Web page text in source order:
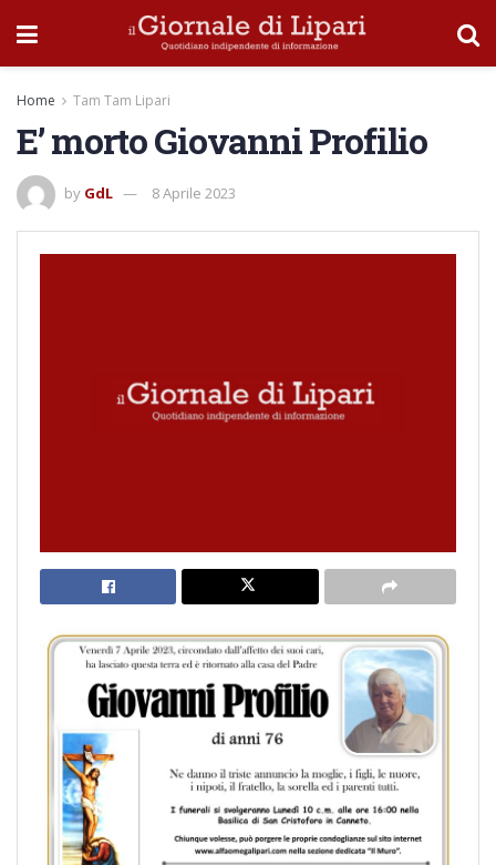
Home Tam Tam Lipari
E’ morto Giovanni Profilio
by GdL 8 Aprile 2023